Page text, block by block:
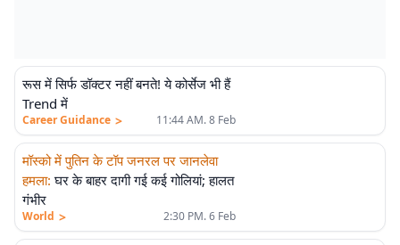
रूस में सिर्फ डॉक्टर नहीं बनते! ये कोर्सेज भी हैं
Trend में
Career Guidance > 11:44 AM. 8 Feb
मॉस्को में पुतिन के टॉप जनरल पर जानलेवा
हमला: घर के बाहर दागी गई कई गोलियां; हालत
गंभीर
World > 2:30 PM. 6 Feb